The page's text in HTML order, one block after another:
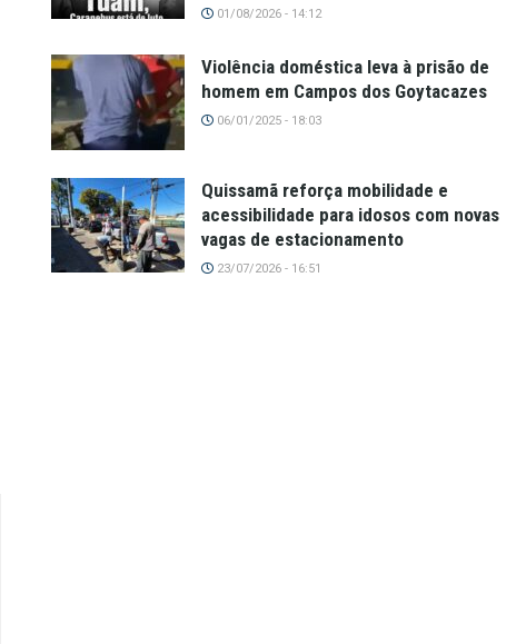
01/08/2026 - 14:12
Violência doméstica leva à prisão de
homem em Campos dos Goytacazes
06/01/2025 - 18:03
Quissamã reforça mobilidade e
acessibilidade para idosos com novas
vagas de estacionamento
23/07/2026 - 16:51